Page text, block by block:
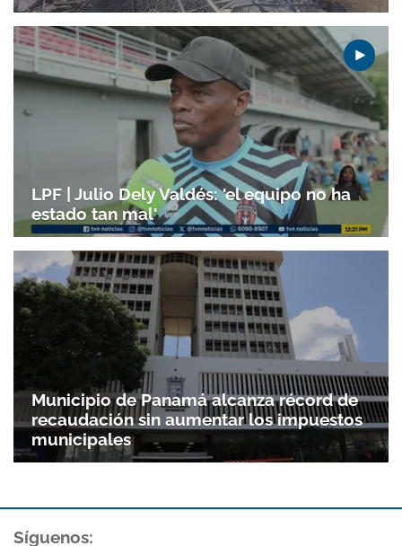
LPF | Julio Dely Valdés: 'el equipo no ha
estado tan mal'
Municipio de Panamá alcanza récord de
recaudación sin aumentar los impuestos
municipales
Síguenos: